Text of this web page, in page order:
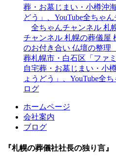
葬・お墓じまい・小樽沖
どう」、YouTube全ちゃ
全ちゃんチャンネル 札
チャンネル 札幌の葬儀屋
のお付き合い 仏壇の整
葬札幌市・白石区「ファ
自宅葬・お墓じまい・小
ょうどう」、YouTube全
ログ
ホームページ
会社案内
ブログ
『札幌の葬儀社社長の独り言』